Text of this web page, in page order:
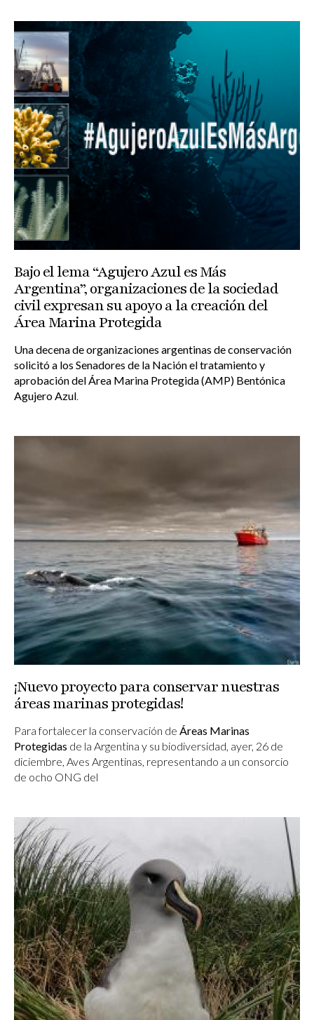
Bajo el lema “Agujero Azul es Más
Argentina”, organizaciones de la sociedad
civil expresan su apoyo a la creación del
Área Marina Protegida
Una decena de organizaciones argentinas de conservación
solicitó a los Senadores de la Nación el tratamiento y
aprobación del Área Marina Protegida (AMP) Bentónica
Agujero Azul.
¡Nuevo proyecto para conservar nuestras
áreas marinas protegidas!
Para fortalecer la conservación de Áreas Marinas
Protegidas de la Argentina y su biodiversidad, ayer, 26 de
diciembre, Aves Argentinas, representando a un consorcio
de ocho ONG del